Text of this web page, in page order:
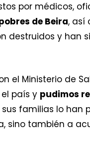
por médicos,
de Beira, así
destruidos y han
el Ministerio de
país y pudimos
familias lo
sino también a